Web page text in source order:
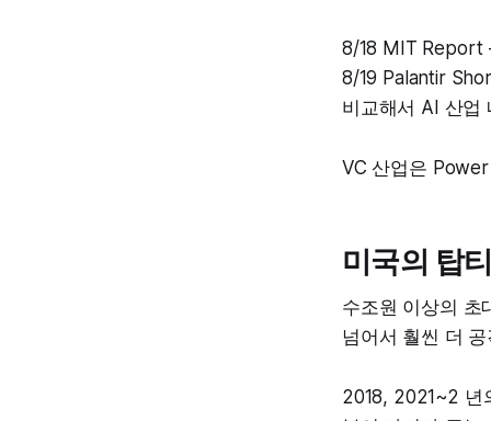
8/18 MIT Report
8/19 Palantir
비교해서 AI 산업
VC 산업은
미국의 탑
수조원 이상의 초
넘어서 훨씬 더
2018, 2021~2 년